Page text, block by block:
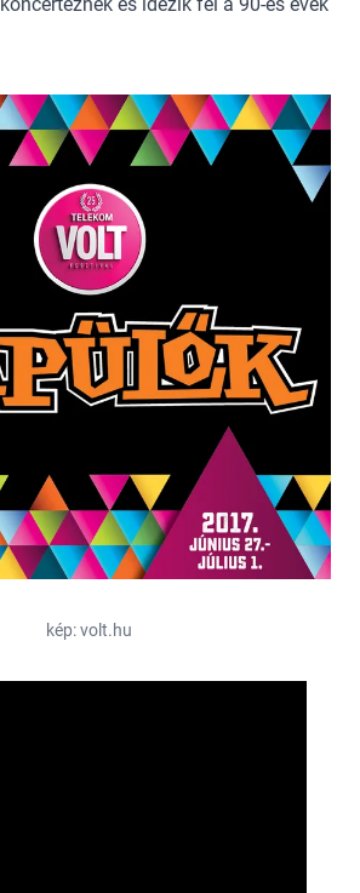
kép: volt.hu